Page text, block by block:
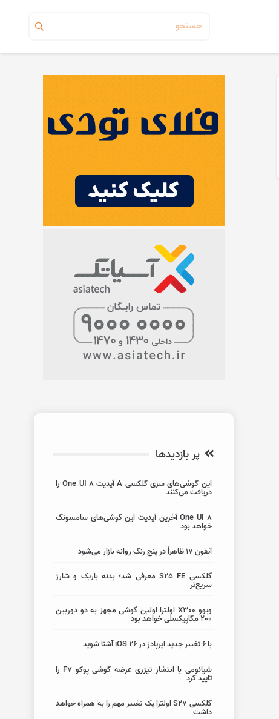
پر بازدیدها
این گوشی‌های سری گلکسی A آپدیت One UI 8 را
دریافت می‌کنند
One UI 8 آخرین آپدیت این گوشی‌های سامسونگ
خواهد بود
آیفون 17 ظاهراً در پنج رنگ روانه بازار می‌شود
گلکسی S25 FE معرفی شد؛ بدنه باریک و شارژ
سریع‌تر
ویوو X300 اولترا اولین گوشی مجهز به دو دوربین
200 مگاپیکسلی خواهد بود
با ۶ تغییر جدید ایرپادز در iOS 26 آشنا شوید
شیائومی با انتشار تیزری عرضه گوشی پوکو F7 را
تایید کرد
گلکسی S27 اولترا یک تغییر مهم را به همراه خواهد
داشت